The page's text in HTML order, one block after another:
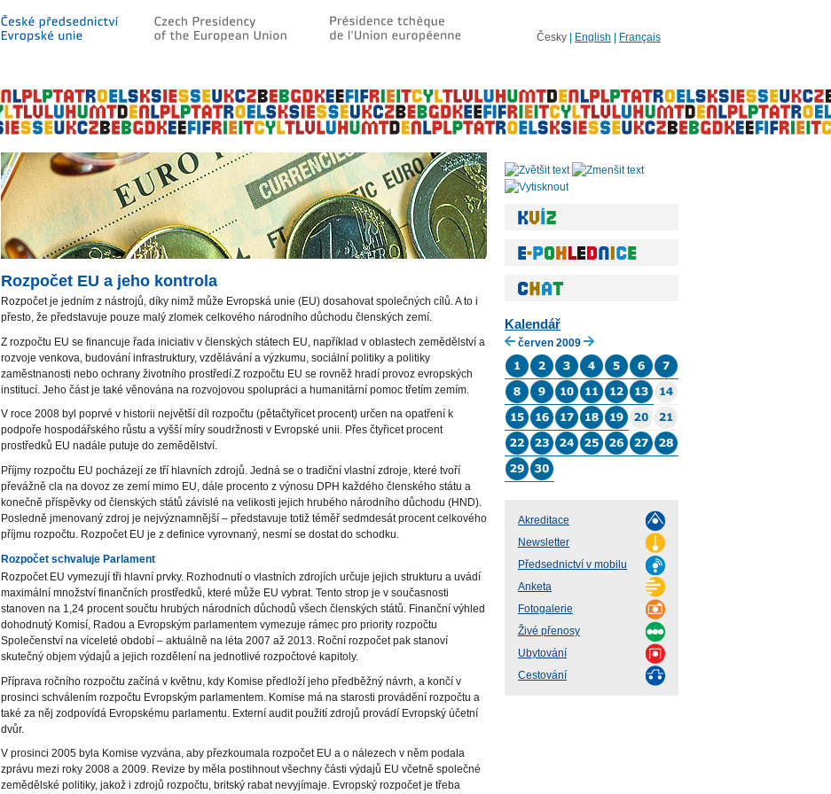
Česky English Français
Rozpočet EU a jeho kontrola
Rozpočet je jedním z nástrojů, díky nimž může Evropská unie (EU) dosahovat společných cílů. A to i
přesto, že představuje pouze malý zlomek celkového národního důchodu členských zemí.
Z rozpočtu EU se financuje řada iniciativ v členských státech EU, například v oblastech zemědělství a
rozvoje venkova, budování infrastruktury, vzdělávání a výzkumu, sociální politiky a politiky
zaměstnanosti nebo ochrany životního prostředí.Z rozpočtu EU se rovněž hradí provoz evropských
institucí. Jeho část je také věnována na rozvojovou spolupráci a humanitární pomoc třetím zemím.
V roce 2008 byl poprvé v historii největší díl rozpočtu (pětačtyřicet procent) určen na opatření k
podpoře hospodářského růstu a vyšší míry soudržnosti v Evropské unii. Přes čtyřicet procent
prostředků EU nadále putuje do zemědělství.
Příjmy rozpočtu EU pocházejí ze tří hlavních zdrojů. Jedná se o tradiční vlastní zdroje, které tvoří
převážně cla na dovoz ze zemí mimo EU, dále procento z výnosu DPH každého členského státu a
konečně příspěvky od členských států závislé na velikosti jejich hrubého národního důchodu (HND).
Posledně jmenovaný zdroj je nejvýznamnější – představuje totiž téměř sedmdesát procent celkového
příjmu rozpočtu. Rozpočet EU je z definice vyrovnaný, nesmí se dostat do schodku.
Rozpočet schvaluje Parlament
Rozpočet EU vymezují tři hlavní prvky. Rozhodnutí o vlastních zdrojích určuje jejich strukturu a uvádí
maximální množství finančních prostředků, které může EU vybrat. Tento strop je v současnosti
stanoven na 1,24 procent součtu hrubých národních důchodů všech členských států. Finanční výhled
dohodnutý Komisí, Radou a Evropským parlamentem vymezuje rámec pro priority rozpočtu
Společenství na víceleté období – aktuálně na léta 2007 až 2013. Roční rozpočet pak stanoví
skutečný objem výdajů a jejich rozdělení na jednotlivé rozpočtové kapitoly.
Příprava ročního rozpočtu začíná v květnu, kdy Komise předloží jeho předběžný návrh, a končí v
prosinci schválením rozpočtu Evropským parlamentem. Komise má na starosti provádění rozpočtu a
také za něj zodpovídá Evropskému parlamentu. Externí audit použití zdrojů provádí Evropský účetní
dvůr.
V prosinci 2005 byla Komise vyzvána, aby přezkoumala rozpočet EU a o nálezech v něm podala
zprávu mezi roky 2008 a 2009. Revize by měla postihnout všechny části výdajů EU včetně společné
zemědělské politiky, jakož i zdrojů rozpočtu, britský rabat nevyjímaje. Evropský rozpočet je třeba
Kalendář
červen 2009
Akreditace
Newsletter
Předsednictví v mobilu
Anketa
Fotogalerie
Živé přenosy
Ubytování
Cestování